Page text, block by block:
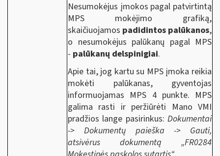
Nesumokėjus įmokos pagal patvirtintą
MPS mokėjimo grafiką,
skaičiuojamos padidintos palūkanos,
o nesumokėjus palūkanų pagal MPS
- palūkanų delspinigiai.
Apie tai, jog kartu su MPS įmoka reikia
mokėti palūkanas, gyventojas
informuojamas MPS 4 punkte. MPS
galima rasti ir peržiūrėti Mano VMI
pradžios lange pasirinkus: Dokumentai
-> Dokumentų paieška -> Gauti,
atsivėrus dokumentą „FR0284